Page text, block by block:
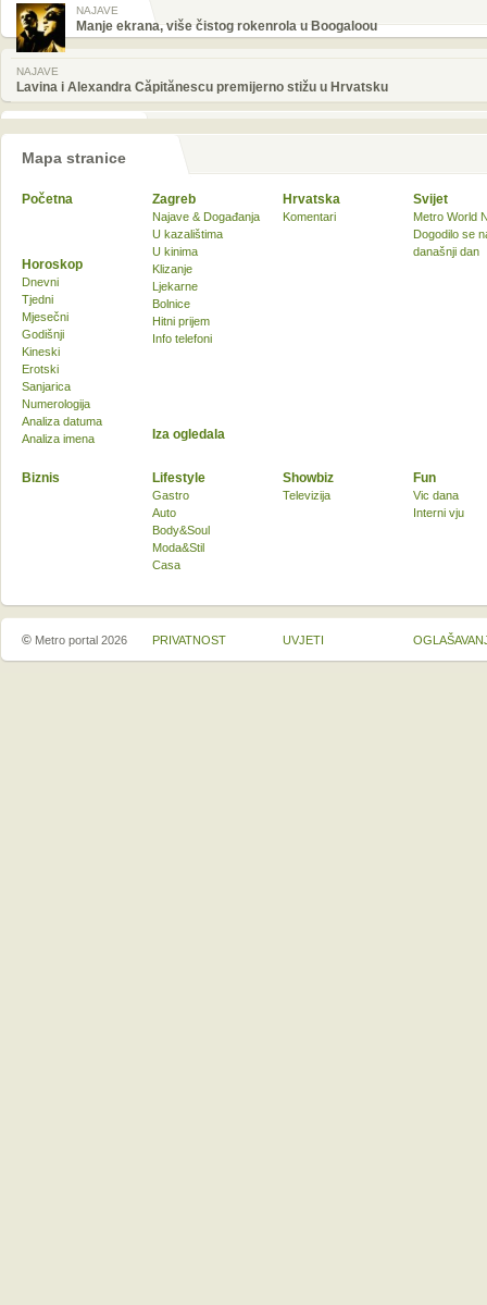
NAJAVE
Manje ekrana, više čistog rokenrola u Boogaloou
NAJAVE
Lavina i Alexandra Căpitănescu premijerno stižu u Hrvatsku
Mapa stranice
Početna Zagreb
Najave & Događanja
U kazalištima
U kinima
Klizanje
Ljekarne
Bolnice
Hitni prijem
Info telefoni
Hrvatska
Komentari
Svijet
Metro World
Dogodilo se
današnji dan
Biznis Lifestyle
Gastro
Auto
Body&Soul
Moda&Stil
Casa
Showbiz
Televizija
Fun
Vic dana
Interni vju
Horoskop
Dnevni
Tjedni
Mjesečni
Godišnji
Kineski
Erotski
Sanjarica
Numerologija
Analiza datuma
Analiza imena
Iza ogledala
© Metro portal 2026 PRIVATNOST UVJETI